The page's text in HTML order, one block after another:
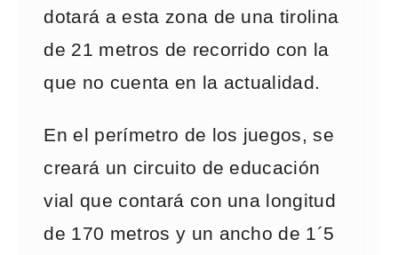
dotará a esta zona de una tirolina
de 21 metros de recorrido con la
que no cuenta en la actualidad.
En el perímetro de los juegos, se
creará un circuito de educación
vial que contará con una longitud
de 170 metros y un ancho de 1´5